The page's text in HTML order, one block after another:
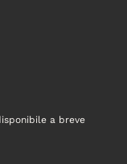
a breve